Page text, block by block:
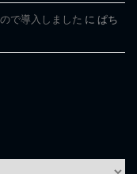
で導入しました に ぱち